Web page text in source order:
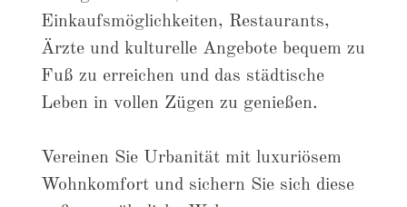
Einkaufsmöglichkeiten, Restaurants,
Ärzte und kulturelle Angebote bequem zu
Fuß zu erreichen und das städtische
Leben in vollen Zügen zu genießen.
Vereinen Sie Urbanität mit luxuriösem
Wohnkomfort und sichern Sie sich diese